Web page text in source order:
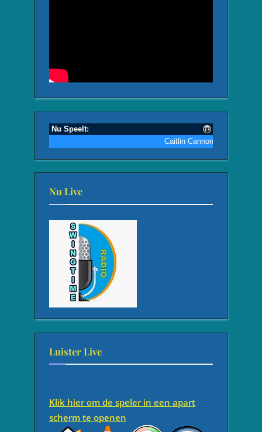
Nu Live
Luister Live
Klik hier om de speler in een apart
scherm te openen